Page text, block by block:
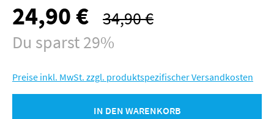
Verkaufspreis:
24,90 € Regulärer Preis:
34,90 €
Du sparst 29%
Preise inkl. MwSt. zzgl. produktspezifischer Versandkosten
IN DEN WARENKORB